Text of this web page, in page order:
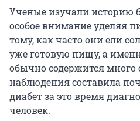
Ученые изучали историю
особое внимание
тому, как часто они ели
уже готовую пищу, а
обычно содержится много
наблюдения составила
диабет за это время
человек.